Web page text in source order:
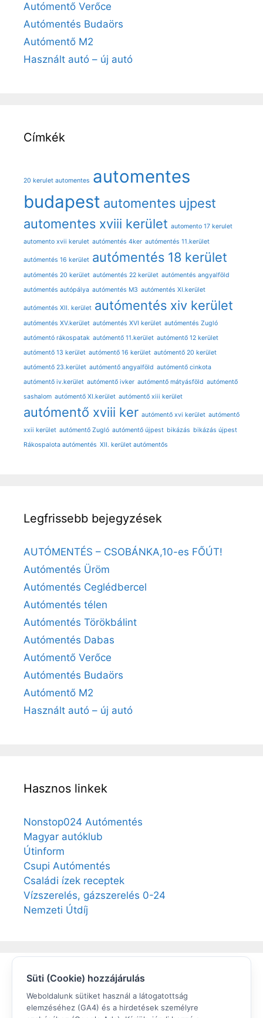
Süti (Cookie) hozzájárulás
Weboldalunk sütiket használ a látogatottság
elemzéséhez (GA4) és a hirdetések személyre
Autómentő Verőce
Autómentés Budaörs
Autómentő M2
Használt autó – új autó
Címkék
20 kerulet automentes automentes
budapest automentes ujpest
automentes xviii kerület automento 17 kerulet
automento xvii kerulet autómentés 4ker autómentés 11.kerület
autómentés 16 kerület autómentés 18 kerület
autómentés 20 kerület autómentés 22 kerület autómentés angyalföld
autómentés autópálya autómentés M3 autómentés XI.kerület
autómentés XII. kerület autómentés xiv kerület
autómentés XV.kerület autómentés XVI kerület autómentés Zugló
autómentó rákospatak autómentő 11.kerület autómentő 12 kerület
autómentő 13 kerület autómentő 16 kerület autómentő 20 kerület
autómentő 23.kerület autómentő angyalföld autómentő cinkota
autómentő iv.kerület autómentő ivker autómentő mátyásföld autómentő
sashalom autómentő XI.kerület autómentő xiii kerület
autómentő xviii ker autómentő xvi kerület autómentő
xxii kerület autómentő Zugló autómentő újpest bikázás bikázás újpest
Rákospalota autómentés XII. kerület autómentős
Legfrissebb bejegyzések
AUTÓMENTÉS – CSOBÁNKA,10-es FŐÚT!
Autómentés Üröm
Autómentés Ceglédbercel
Autómentés télen
Autómentés Törökbálint
Autómentés Dabas
Autómentő Verőce
Autómentés Budaörs
Autómentő M2
Használt autó – új autó
Hasznos linkek
Nonstop024 Autómentés
Magyar autóklub
Útinform
Csupi Autómentés
Családi ízek receptek
Vízszerelés, gázszerelés 0-24
Nemzeti Útdíj
Elégedett volt?